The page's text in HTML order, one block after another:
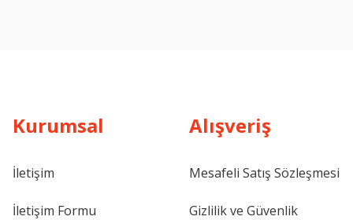
Kurumsal
İletişim
İletişim Formu
Alışveriş
Mesafeli Satış Sözleşmesi
Gizlilik ve Güvenlik